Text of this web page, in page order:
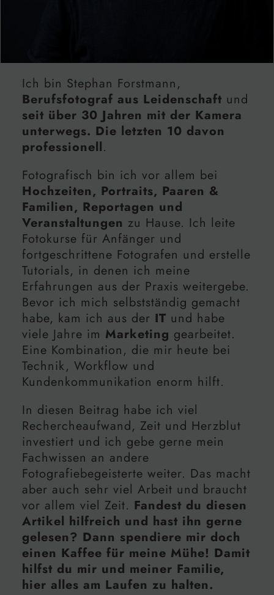
Ich bin Stephan Forstmann,
Berufsfotograf aus Leidenschaft und
seit über 30 Jahren mit der Kamera
unterwegs. Die letzten 10 davon
professionell.
Fotografisch bin ich vor allem bei
Hochzeiten, Portraits, Paaren &
Familien, Reportagen und
Veranstaltungen zu Hause. Ich leite
Fotokurse für Anfänger und
fortgeschrittene Fotografen und erstelle
Tutorials, in denen ich meine
Erfahrungen aus der Praxis weitergebe.
Bevor ich mich selbstständig gemacht
habe, kam ich aus der IT und habe
viele Jahre im Marketing gearbeitet.
Eine Kombination, die mir heute bei
Technik, Workflow und
Kundenkommunikation enorm hilft.
In diesen Beitrag habe ich viel
Rechercheaufwand, Zeit und Herzblut
investiert und ich gebe gerne mein
Fachwissen an andere
Fotografiebegeisterte weiter. Das macht
aber auch sehr viel Arbeit und braucht
vor allem viel Zeit. Fandest du diesen
Artikel hilfreich und hast ihn gerne
gelesen? Dann spendiere mir doch
einen Kaffee für meine Mühe! Damit
hilfst du mir und meiner Familie,
hier alles am Laufen zu halten.